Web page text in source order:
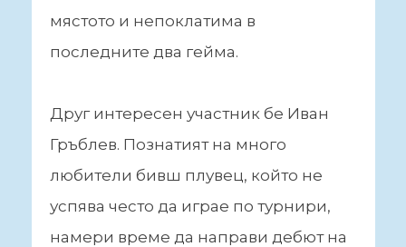
мястото и непоклатима в
последните два гейма.
Друг интересен участник бе Иван
Гръблев. Познатият на много
любители бивш плувец, който не
успява често да играе по турнири,
намери време да направи дебют на